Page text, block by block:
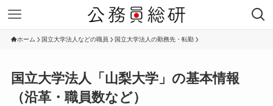
ホーム 国立大学法人などの職員 国立大学法人の勤務先・転勤
国立大学法人「山梨大学」の基本情報
（沿革・職員数など）